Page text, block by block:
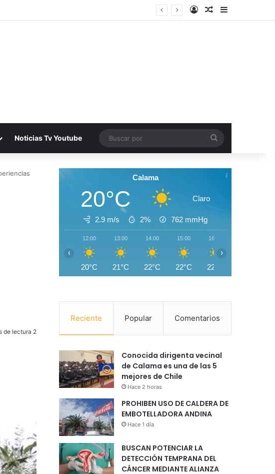
AccesoPublicacion al
Barra lateral
Noticias Tv Youtube
por
de lectura 2
Calama
20°C Claro
2.9 m/s 2% 762 mmHg
12:00
20°C
13:00
21°C
14:00
22°C
15:00
22°C
16:00
22°C
‹ ›
Reciente Popular Comentarios
Conocida dirigenta vecinal
de Calama es una de las 5
mejores de Chile
Hace 2 horas
PROHIBEN USO DE CALDERA DE
EMBOTELLADORA ANDINA
Hace 1 día
BUSCAN POTENCIAR LA
DETECCIÓN TEMPRANA DEL
CÁNCER MEDIANTE ALIANZA